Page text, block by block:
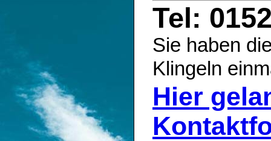
Tel:
Sie haben
Klingeln
Hier